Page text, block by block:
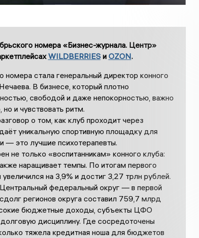
номера «Бизнес-журнала. Центр»
WILDBERRIESи OZON.
номера стала генеральный директор конного
В бизнесе, который плотно
свободой и даже непокорностью, важно
и чувствовать ритм.
о том, как клуб проходит через
уникальную спортивную площадку для
— это лучшие психотерапевты.
не только «воспитанникам» конного клуба:
наращивает темпы. По итогам первого
на 3,9% и достиг 3,27 трлн рублей.
федеральный округ — в первой
регионов округа составил 759,7 млрд
бюджетные доходы, субъекты ЦФО
дисциплину. Где сосредоточены
тяжела кредитная ноша для бюджетов